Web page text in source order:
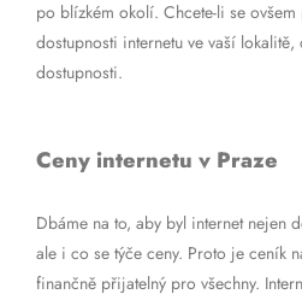
po blízkém okolí. Chcete-li se
dostupnosti internetu ve vaší
dostupnosti.
Ceny internetu v Praze
Dbáme na to, aby byl internet nejen
ale i co se týče ceny. Proto je ceník
finančně přijatelný pro všechny.